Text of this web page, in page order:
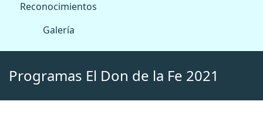
Reconocimientos
Galería
Programas El Don de la Fe 2021